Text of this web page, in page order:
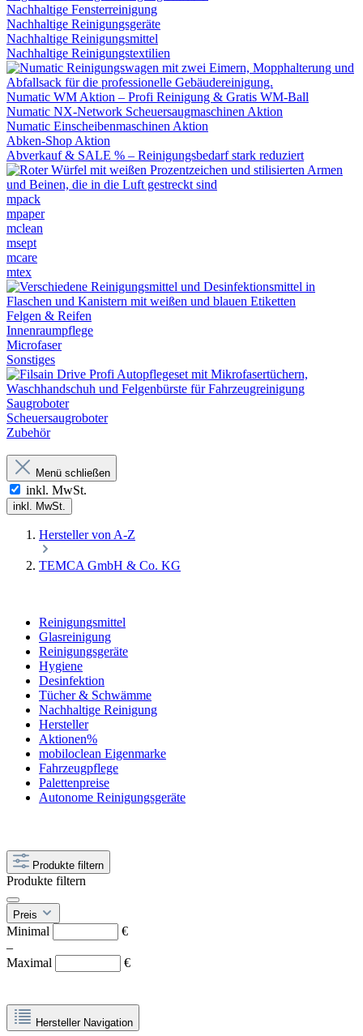
Nachhaltige Fensterreinigung
Nachhaltige Reinigungsgeräte
Nachhaltige Reinigungsmittel
Nachhaltige Reinigungstextilien
Numatic WM Aktion – Profi Reinigung & Gratis WM-Ball
Numatic NX-Network Scheuersaugmaschinen Aktion
Numatic Einscheibenmaschinen Aktion
Abken-Shop Aktion
Abverkauf & SALE % – Reinigungsbedarf stark reduziert
mpack
mpaper
mclean
msept
mcare
mtex
Felgen & Reifen
Innenraumpflege
Microfaser
Sonstiges
Saugroboter
Scheuersaugroboter
Zubehör
Menü schließen
inkl. MwSt.
inkl. MwSt.
Hersteller von A-Z
TEMCA GmbH & Co. KG
Reinigungsmittel
Glasreinigung
Reinigungsgeräte
Hygiene
Desinfektion
Tücher & Schwämme
Nachhaltige Reinigung
Hersteller
Aktionen%
mobiloclean Eigenmarke
Fahrzeugpflege
Palettenpreise
Autonome Reinigungsgeräte
Produkte filtern
Produkte filtern
Preis
Minimal
€
–
Maximal
€
Hersteller Navigation